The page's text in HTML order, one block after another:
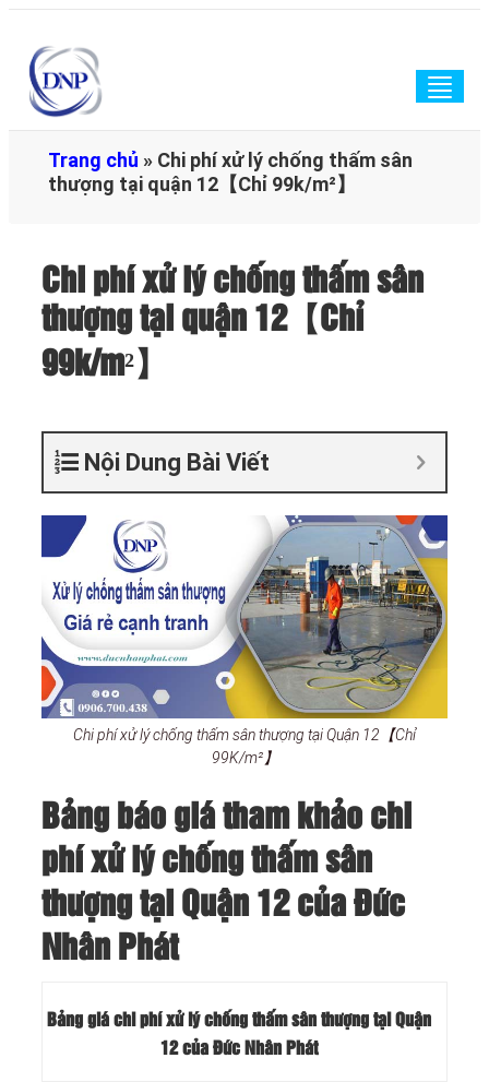
Trang chủ » Chi phí xử lý chống thấm sân
thượng tại quận 12【Chỉ 99k/m²】
Chi phí xử lý chống thấm sân
thượng tại quận 12【Chỉ
99k/m²】
Nội Dung Bài Viết
Chi phí xử lý chống thấm sân thượng tại Quận 12【Chỉ
99K/m²】
Bảng báo giá tham khảo chi
phí xử lý chống thấm sân
thượng tại Quận 12 của Đức
Nhân Phát
Bảng giá chi phí xử lý chống thấm sân thượng tại Quận
12 của Đức Nhân Phát